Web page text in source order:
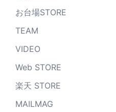
お台場STORE
TEAM
VIDEO
Web STORE
楽天 STORE
MAILMAG